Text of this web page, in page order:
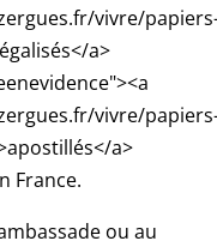
vivre/
a>
vivre/
a>
France.
ou au